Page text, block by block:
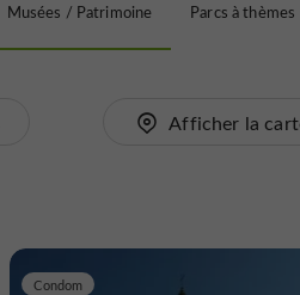
Musées / Patrimoine Parcs à thèmes
Afficher la
Condom